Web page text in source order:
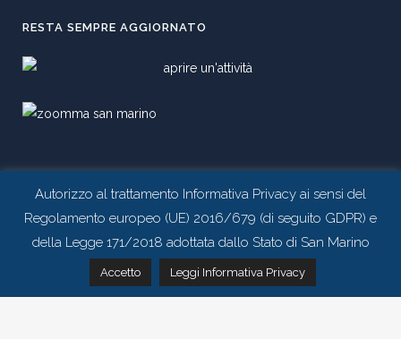
RESTA SEMPRE AGGIORNATO
Autorizzo al trattamento Informativa Privacy ai sensi del
Regolamento europeo (UE) 2016/679 (di seguito GDPR) e
della Legge 171/2018 adottata dallo Stato di San Marino
Accetto Leggi Informativa Privacy
Contattaci tramite whatsapp